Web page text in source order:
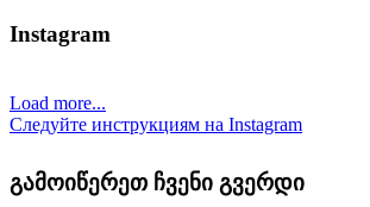
Instagram
Load more...
Следуйте инструкциям на Instagram
გამოიწერეთ ჩვენი გვერდი